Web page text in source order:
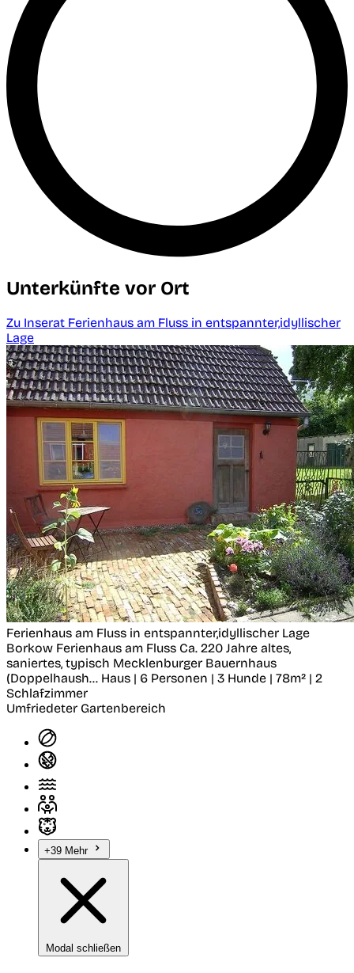
Unterkünfte vor Ort
Zu Inserat Ferienhaus am Fluss in entspannter,idyllischer
Lage
Ferienhaus am Fluss in entspannter,idyllischer Lage
Borkow Ferienhaus am Fluss Ca. 220 Jahre altes,
saniertes, typisch Mecklenburger Bauernhaus
(Doppelhaush... Haus | 6 Personen | 3 Hunde | 78m² | 2
Schlafzimmer
Umfriedeter Gartenbereich
+39 Mehr
Modal schließen